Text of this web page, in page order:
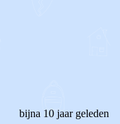
bijna 10 jaar geleden